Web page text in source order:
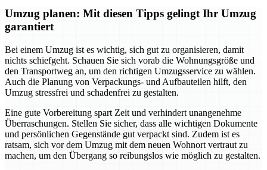
Umzug planen: Mit diesen Tipps gelingt Ihr Umzug
garantiert
Bei einem Umzug ist es wichtig, sich gut zu organisieren, damit
nichts schiefgeht. Schauen Sie sich vorab die Wohnungsgröße und
den Transportweg an, um den richtigen Umzugsservice zu wählen.
Auch die Planung von Verpackungs- und Aufbauteilen hilft, den
Umzug stressfrei und schadenfrei zu gestalten.
Eine gute Vorbereitung spart Zeit und verhindert unangenehme
Überraschungen. Stellen Sie sicher, dass alle wichtigen Dokumente
und persönlichen Gegenstände gut verpackt sind. Zudem ist es
ratsam, sich vor dem Umzug mit dem neuen Wohnort vertraut zu
machen, um den Übergang so reibungslos wie möglich zu gestalten.